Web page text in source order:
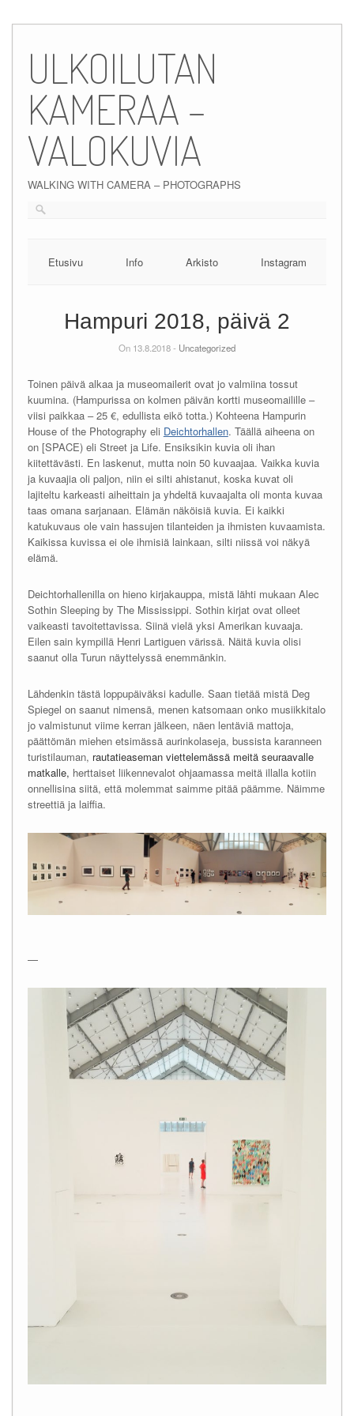
content
ULKOILUTAN
KAMERAA –
VALOKUVIA
WALKING WITH CAMERA – PHOTOGRAPHS
Etusivu Info Arkisto Instagram
Hampuri 2018, päivä 2
On 13.8.2018 - Uncategorized
Toinen päivä alkaa ja museomailerit ovat jo valmiina tossut
kuumina. (Hampurissa on kolmen päivän kortti museomailille –
viisi paikkaa – 25 €, edullista eikö totta.) Kohteena Hampurin
House of the Photography eli Deichtorhallen. Täällä aiheena on
on [SPACE) eli Street ja Life. Ensiksikin kuvia oli ihan
kiitettävästi. En laskenut, mutta noin 50 kuvaajaa. Vaikka kuvia
ja kuvaajia oli paljon, niin ei silti ahistanut, koska kuvat oli
lajiteltu karkeasti aiheittain ja yhdeltä kuvaajalta oli monta kuvaa
taas omana sarjanaan. Elämän näköisiä kuvia. Ei kaikki
katukuvaus ole vain hassujen tilanteiden ja ihmisten kuvaamista.
Kaikissa kuvissa ei ole ihmisiä lainkaan, silti niissä voi näkyä
elämä.
Deichtorhallenilla on hieno kirjakauppa, mistä lähti mukaan Alec
Sothin Sleeping by The Mississippi. Sothin kirjat ovat olleet
vaikeasti tavoitettavissa. Siinä vielä yksi Amerikan kuvaaja.
Eilen sain kympillä Henri Lartiguen värissä. Näitä kuvia olisi
saanut olla Turun näyttelyssä enemmänkin.
Lähdenkin tästä loppupäiväksi kadulle. Saan tietää mistä Deg
Spiegel on saanut nimensä, menen katsomaan onko musiikkitalo
jo valmistunut viime kerran jälkeen, näen lentäviä mattoja,
päättömän miehen etsimässä aurinkolaseja, bussista karanneen
turistilauman, rautatieaseman viettelemässä meitä seuraavalle
matkalle, herttaiset liikennevalot ohjaamassa meitä illalla kotiin
onnellisina siitä, että molemmat saimme pitää päämme. Näimme
streettiä ja laiffia.
—